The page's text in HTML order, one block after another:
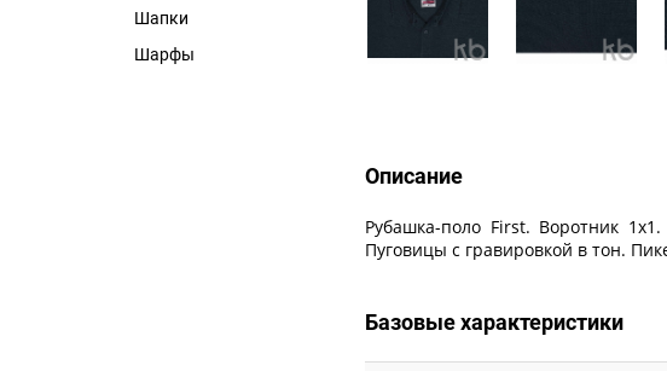
Шапки
Шарфы
Описание
Рубашка-поло First. Воротник
Пуговицы с гравировкой в тон.
Базовые характеристики